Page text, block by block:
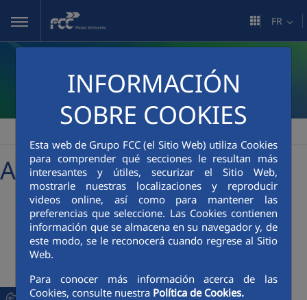
Saut au contenu principal
INFORMACIÓN
SOBRE COOKIES
Esta web de Grupo FCC (el Sitio Web) utiliza Cookies
para comprender qué secciones le resultan más
interesantes y útiles, securizar el Sitio Web,
mostrarle nuestras localizaciones y reproducir
videos online, así como para mantener las
preferencias que seleccione. Las Cookies contienen
información que se almacena en su navegador y, de
este modo, se le reconocerá cuando regrese al Sitio
Web.
Para conocer más información acerca de las
Cookies, consulte nuestra Política de Cookies.
FR
Actualités
+ searcher
Dernières nouvelles